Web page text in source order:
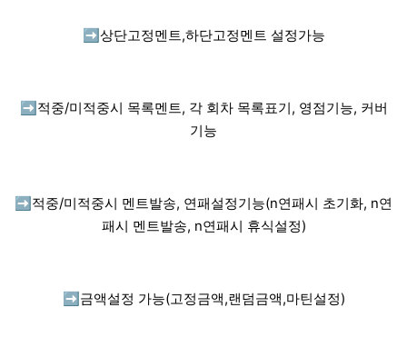
➡️ 상단고정멘트,하단고정멘트 설정가능
➡️ 적중/미적중시 목록멘트, 각 회차 목록표기, 영점기능, 커버
기능
➡️ 적중/미적중시 멘트발송, 연패설정기능(n연패시 초기화, n연
패시 멘트발송, n연패시 휴식설정)
➡️ 금액설정 가능(고정금액,랜덤금액,마틴설정)